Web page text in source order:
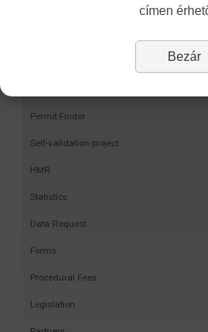
Permit Finder
Self-validation project
HMR
Statistics
Data Request
Forms
Procedural Fees
Legislation
címen
Bezár